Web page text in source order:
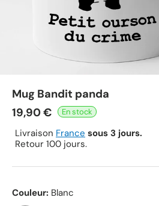
Mug Bandit panda
19,90 €
Livraison France sous 3 jours.
Retour 100 jours.
Couleur: Blanc